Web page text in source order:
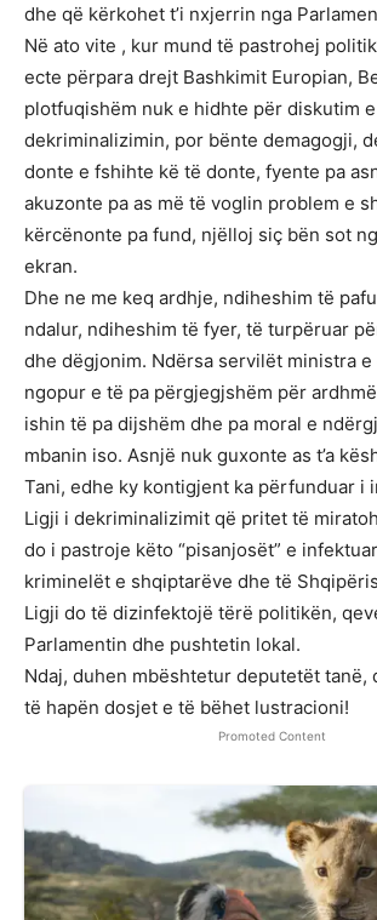
dhe që kërkohet t’i nxjerrin nga
Në ato vite , kur mund të pastrohej
ecte përpara drejt Bashkimit Europian,
plotfuqishëm nuk e hidhte për diskutim
dekriminalizimin, por bënte demagogji,
donte e fshihte kë të donte, fyente pa
akuzonte pa as më të voglin problem e
kërcënonte pa fund, njëlloj siç bën sot
ekran.
Dhe ne me keq ardhje, ndiheshim të
ndalur, ndiheshim të fyer, të turpëruar
dhe dëgjonim. Ndërsa servilët ministra
ngopur e të pa përgjegjshëm për
ishin të pa dijshëm dhe pa moral e
mbanin iso. Asnjë nuk guxonte as t’a
Tani, edhe ky kontigjent ka përfunduar i
Ligji i dekriminalizimit që pritet të
do i pastroje këto “pisanjosët” e
kriminelët e shqiptarëve dhe të
Ligji do të dizinfektojë tërë politikën,
Parlamentin dhe pushtetin lokal.
Ndaj, duhen mbështetur deputetët tanë,
të hapën dosjet e të bëhet lustracioni!
Promoted Content